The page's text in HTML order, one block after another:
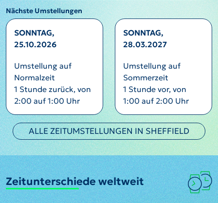
Nächste Umstellungen
SONNTAG,
25.10.2026
Umstellung auf
Normalzeit
1 Stunde zurück, von
2:00 auf 1:00 Uhr
SONNTAG,
28.03.2027
Umstellung auf
Sommerzeit
1 Stunde vor, von
1:00 auf 2:00 Uhr
ALLE ZEITUMSTELLUNGEN IN SHEFFIELD
Zeitunterschiede weltweit